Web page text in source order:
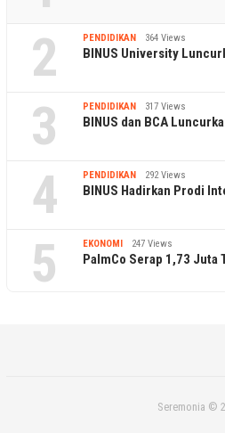
2 PENDIDIKAN 364 Views
BINUS University
3 PENDIDIKAN 317 Views
BINUS dan BCA
4 PENDIDIKAN 292 Views
BINUS Hadirkan Prodi
5 EKONOMI 247 Views
PalmCo Serap 1,73 Juta
Seremonia ©